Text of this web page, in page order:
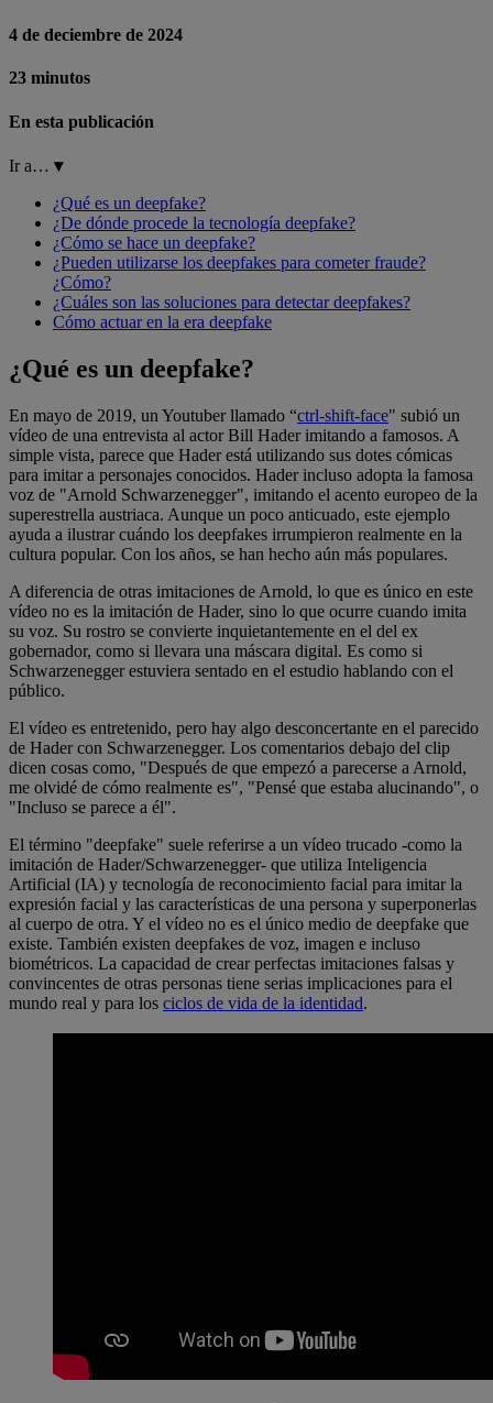
4 de deciembre de 2024
23 minutos
En esta publicación
Ir a… ▾
¿Qué es un deepfake?
¿De dónde procede la tecnología deepfake?
¿Cómo se hace un deepfake?
¿Pueden utilizarse los deepfakes para cometer fraude?
¿Cómo?
¿Cuáles son las soluciones para detectar deepfakes?
Cómo actuar en la era deepfake
¿Qué es un deepfake?
En mayo de 2019, un Youtuber llamado “ctrl-shift-face" subió un
vídeo de una entrevista al actor Bill Hader imitando a famosos. A
simple vista, parece que Hader está utilizando sus dotes cómicas
para imitar a personajes conocidos. Hader incluso adopta la famosa
voz de "Arnold Schwarzenegger", imitando el acento europeo de la
superestrella austriaca. Aunque un poco anticuado, este ejemplo
ayuda a ilustrar cuándo los deepfakes irrumpieron realmente en la
cultura popular. Con los años, se han hecho aún más populares.
A diferencia de otras imitaciones de Arnold, lo que es único en este
vídeo no es la imitación de Hader, sino lo que ocurre cuando imita
su voz. Su rostro se convierte inquietantemente en el del ex
gobernador, como si llevara una máscara digital. Es como si
Schwarzenegger estuviera sentado en el estudio hablando con el
público.
El vídeo es entretenido, pero hay algo desconcertante en el parecido
de Hader con Schwarzenegger. Los comentarios debajo del clip
dicen cosas como, "Después de que empezó a parecerse a Arnold,
me olvidé de cómo realmente es", "Pensé que estaba alucinando", o
"Incluso se parece a él".
El término "deepfake" suele referirse a un vídeo trucado -como la
imitación de Hader/Schwarzenegger- que utiliza Inteligencia
Artificial (IA) y tecnología de reconocimiento facial para imitar la
expresión facial y las características de una persona y superponerlas
al cuerpo de otra. Y el vídeo no es el único medio de deepfake que
existe. También existen deepfakes de voz, imagen e incluso
biométricos. La capacidad de crear perfectas imitaciones falsas y
convincentes de otras personas tiene serias implicaciones para el
mundo real y para los ciclos de vida de la identidad.